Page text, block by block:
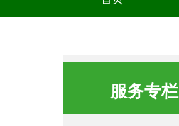
服务专栏